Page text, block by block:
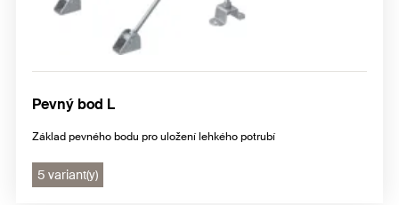
Pevný bod L
Základ pevného bodu pro uložení lehkého potrubí
5 variant(y)